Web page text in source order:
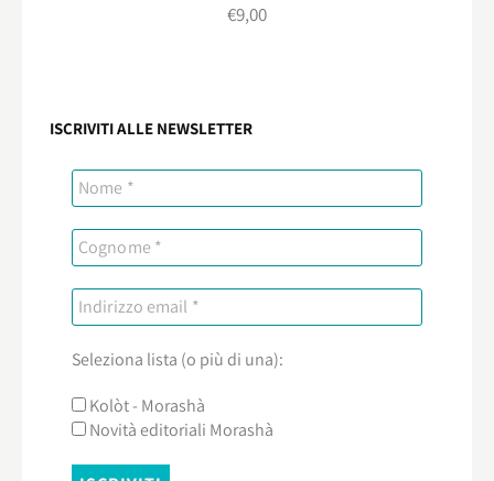
€9,00
ISCRIVITI ALLE NEWSLETTER
Seleziona lista (o più di una):
Kolòt - Morashà
Novità editoriali Morashà